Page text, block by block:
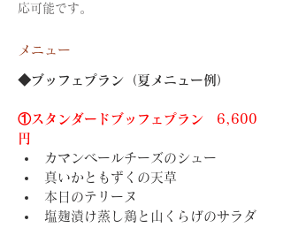
応可能です。
メニュー
◆ブッフェプラン（夏メニュー例）
①スタンダードブッフェプラン　6,600
円
カマンベールチーズのシュー
真いかともずくの天草
本日のテリーヌ
塩麹漬け蒸し鶏と山くらげのサラダ